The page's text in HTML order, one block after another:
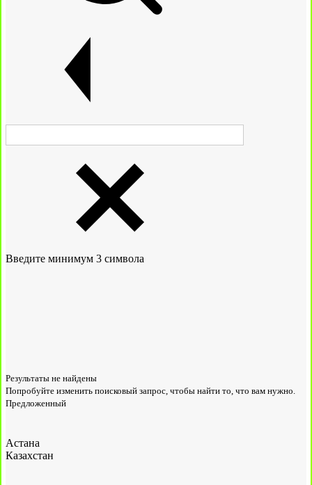
Введите минимум 3 символа
Результаты не найдены
Попробуйте изменить поисковый запрос, чтобы найти то, что вам нужно.
Предложенный
Астана
Казахстан